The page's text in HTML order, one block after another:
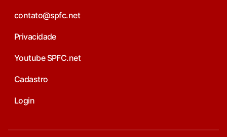
contato@spfc.net
Privacidade
Youtube SPFC.net
Cadastro
Login